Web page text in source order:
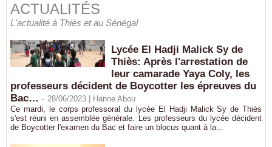
ACTUALITÉS
L'actualité à Thiès et au Sénégal
Lycée El Hadji Malick Sy de
Thiès: Après l'arrestation de
leur camarade Yaya Coly, les
professeurs décident de Boycotter les épreuves du
Bac… - 28/06/2023 |
Hanne Abou
Ce mardi, le corps professoral du lycée El Hadji Malick Sy de Thiès
s'est réuni en assemblée générale. Les professeurs du lycée décident
de Boycotter l'examen du Bac et faire un blocus quant à la...